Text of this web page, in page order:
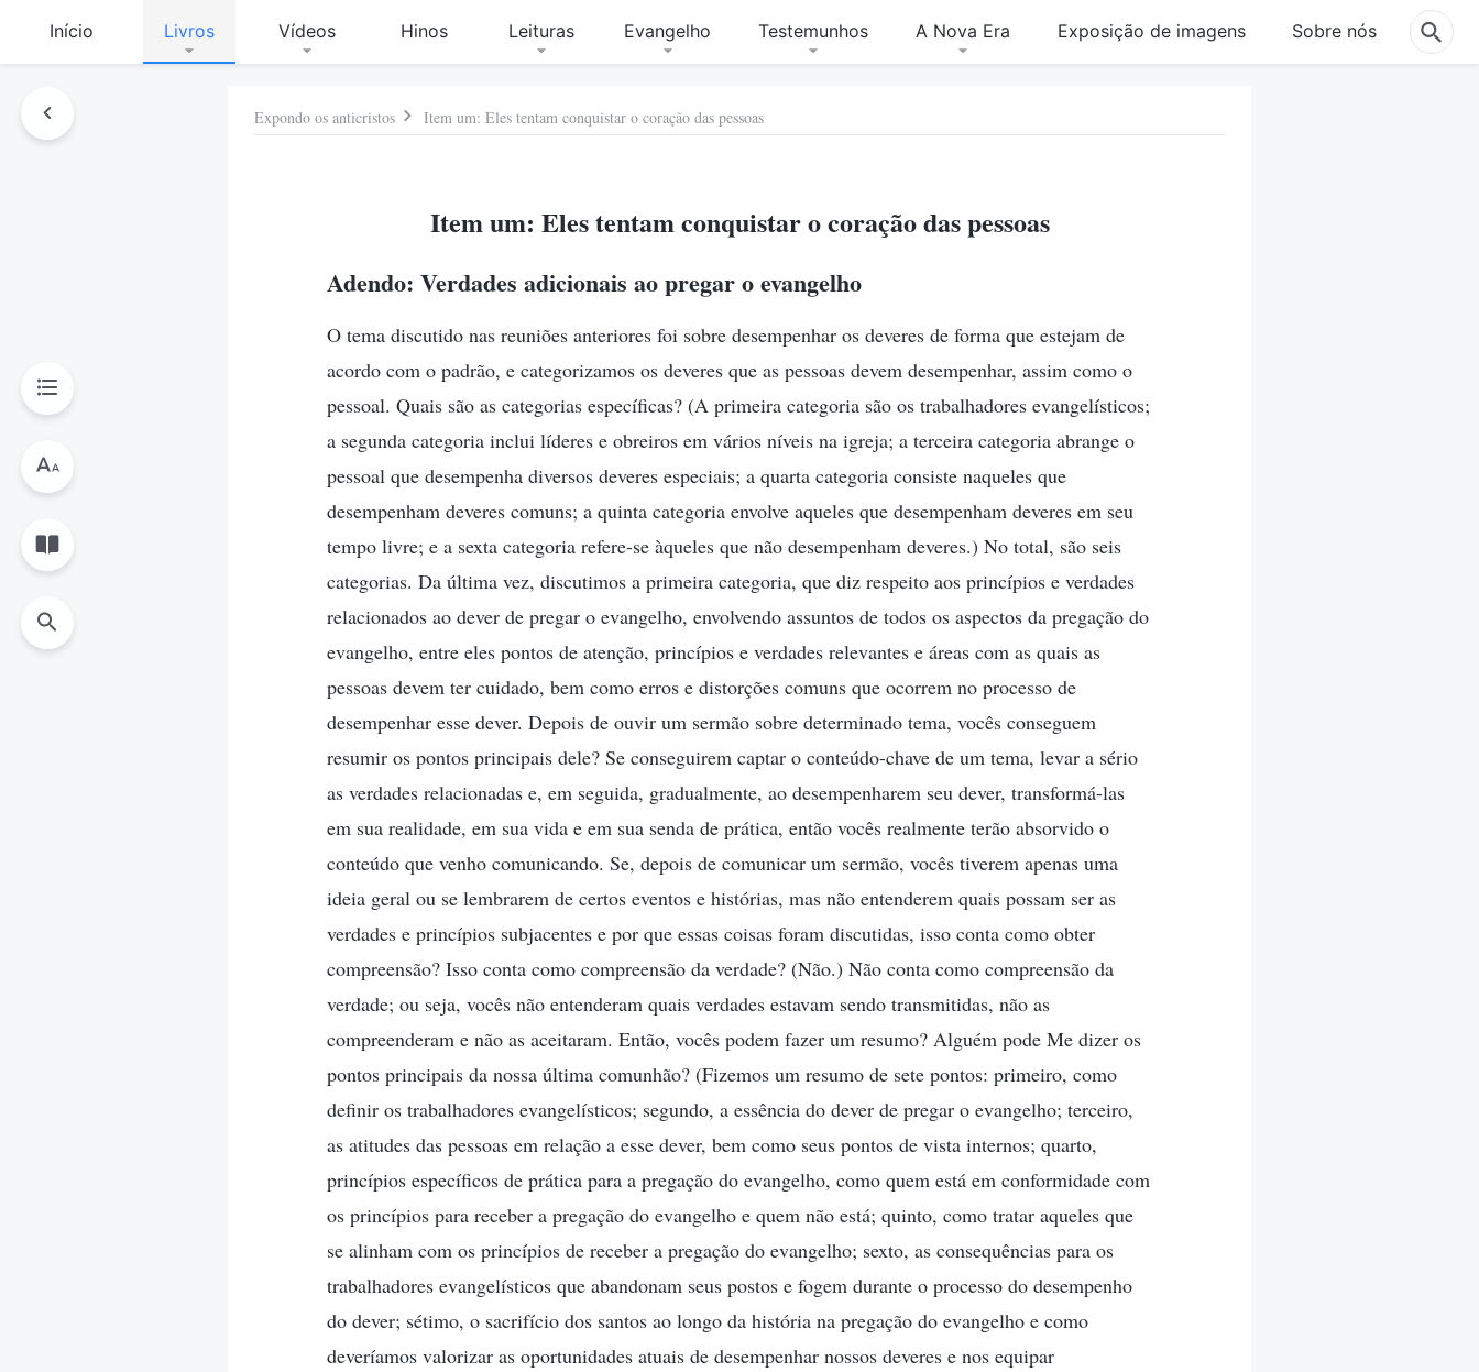
Início Livros Vídeos Hinos Leituras Evangelho Testemunhos A Nova Era Exposição de imagens Sobre nós
Expondo os anticristos Item um: Eles tentam conquistar o coração das pessoas
Item um: Eles tentam conquistar o coração das pessoas
Adendo: Verdades adicionais ao pregar o evangelho
O tema discutido nas reuniões anteriores foi sobre desempenhar os deveres de forma que estejam de
acordo com o padrão, e categorizamos os deveres que as pessoas devem desempenhar, assim como o
pessoal. Quais são as categorias específicas? (A primeira categoria são os trabalhadores evangelísticos;
a segunda categoria inclui líderes e obreiros em vários níveis na igreja; a terceira categoria abrange o
pessoal que desempenha diversos deveres especiais; a quarta categoria consiste naqueles que
desempenham deveres comuns; a quinta categoria envolve aqueles que desempenham deveres em seu
tempo livre; e a sexta categoria refere-se àqueles que não desempenham deveres.) No total, são seis
categorias. Da última vez, discutimos a primeira categoria, que diz respeito aos princípios e verdades
relacionados ao dever de pregar o evangelho, envolvendo assuntos de todos os aspectos da pregação do
evangelho, entre eles pontos de atenção, princípios e verdades relevantes e áreas com as quais as
pessoas devem ter cuidado, bem como erros e distorções comuns que ocorrem no processo de
desempenhar esse dever. Depois de ouvir um sermão sobre determinado tema, vocês conseguem
resumir os pontos principais dele? Se conseguirem captar o conteúdo-chave de um tema, levar a sério
as verdades relacionadas e, em seguida, gradualmente, ao desempenharem seu dever, transformá-las
em sua realidade, em sua vida e em sua senda de prática, então vocês realmente terão absorvido o
conteúdo que venho comunicando. Se, depois de comunicar um sermão, vocês tiverem apenas uma
ideia geral ou se lembrarem de certos eventos e histórias, mas não entenderem quais possam ser as
verdades e princípios subjacentes e por que essas coisas foram discutidas, isso conta como obter
compreensão? Isso conta como compreensão da verdade? (Não.) Não conta como compreensão da
verdade; ou seja, vocês não entenderam quais verdades estavam sendo transmitidas, não as
compreenderam e não as aceitaram. Então, vocês podem fazer um resumo? Alguém pode Me dizer os
pontos principais da nossa última comunhão? (Fizemos um resumo de sete pontos: primeiro, como
definir os trabalhadores evangelísticos; segundo, a essência do dever de pregar o evangelho; terceiro,
as atitudes das pessoas em relação a esse dever, bem como seus pontos de vista internos; quarto,
princípios específicos de prática para a pregação do evangelho, como quem está em conformidade com
os princípios para receber a pregação do evangelho e quem não está; quinto, como tratar aqueles que
se alinham com os princípios de receber a pregação do evangelho; sexto, as consequências para os
trabalhadores evangelísticos que abandonam seus postos e fogem durante o processo do desempenho
do dever; sétimo, o sacrifício dos santos ao longo da história na pregação do evangelho e como
deveríamos valorizar as oportunidades atuais de desempenhar nossos deveres e nos equipar